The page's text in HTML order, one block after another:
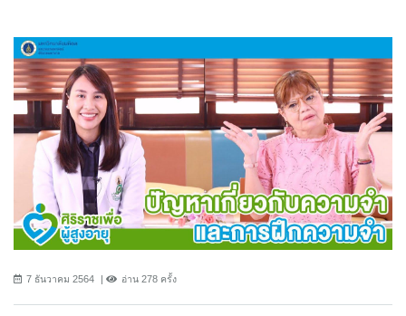
7 ธันวาคม 2564 อ่าน 278 ครั้ง